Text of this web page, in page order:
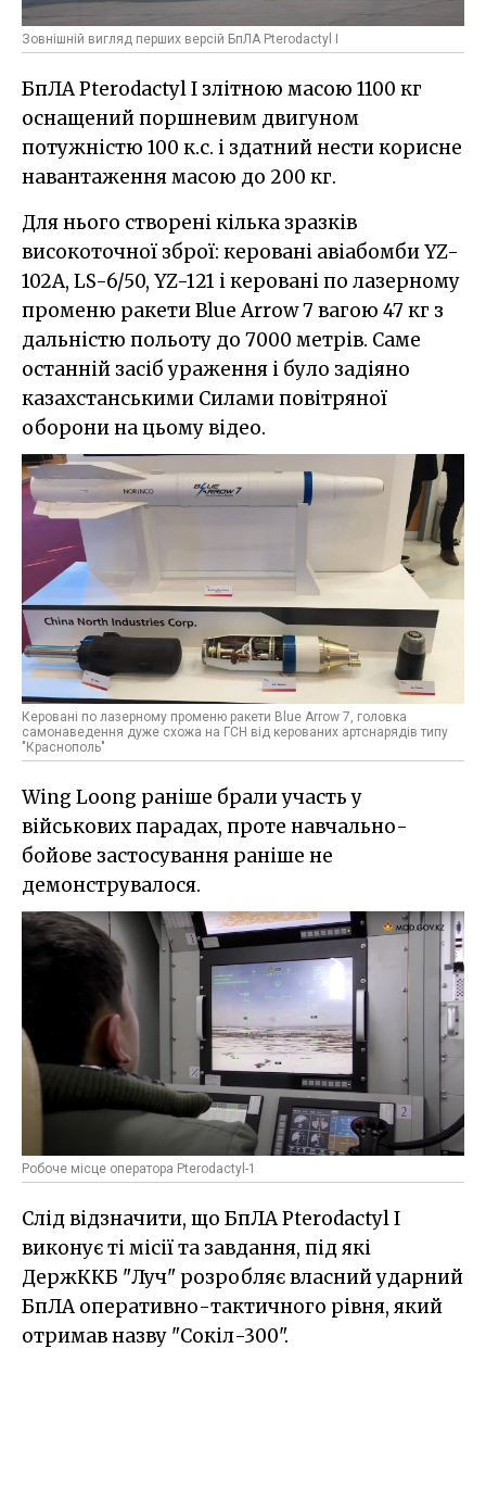
Зовнішній вигляд перших версій БпЛА Pterodactyl I
БпЛА Pterodactyl I злітною масою 1100 кг
оснащений поршневим двигуном
потужністю 100 к.с. і здатний нести корисне
навантаження масою до 200 кг.
Для нього створені кілька зразків
високоточної зброї: керовані авіабомби YZ-
102A, LS-6/50, YZ-121 і керовані по лазерному
променю ракети Blue Arrow 7 вагою 47 кг з
дальністю польоту до 7000 метрів. Саме
останній засіб ураження і було задіяно
казахстанськими Силами повітряної
оборони на цьому відео.
Керовані по лазерному променю ракети Blue Arrow 7, головка
самонаведення дуже схожа на ГСН від керованих артснарядів типу
"Краснополь"
Wing Loong раніше брали участь у
військових парадах, проте навчально-
бойове застосування раніше не
демонструвалося.
Робоче місце оператора Pterodactyl-1
Слід відзначити, що БпЛА Pterodactyl I
виконує ті місії та завдання, під які
ДержККБ "Луч" розробляє власний ударний
БпЛА оперативно-тактичного рівня, який
отримав назву "Сокіл-300".